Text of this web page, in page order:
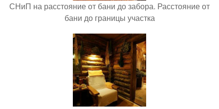
СНиП на расстояние от бани до забора. Расстояние от
бани до границы участка